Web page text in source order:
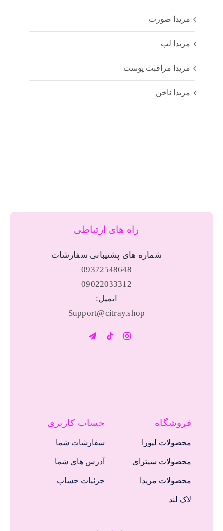
مریدا صورت
مریدا لب
مریدا مراقبت پوست
مریدا ناخن
راه های ارتباطی
شماره های پشتیبانی سفارشات
09372548648
09022033312
ایمیل:
Support@citray.shop
فروشگاه
محصولات لیورا
محصولات سیترای
محصولات مریدا
لاک لند
حساب کاربری
سفارشات شما
آدرس های شما
جزئیات حساب